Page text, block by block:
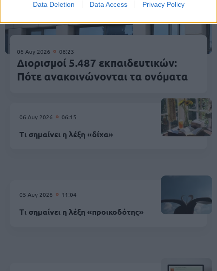
Data Deletion Data Access Privacy Policy
06 Αυγ 2026 08:23
Διορισμοί 5.487 εκπαιδευτικών:
Πότε ανακοινώνονται τα ονόματα
06 Αυγ 2026 06:15
Τι σημαίνει η λέξη «δίχα»
05 Αυγ 2026 11:04
Τι σημαίνει η λέξη «προικοδότης»